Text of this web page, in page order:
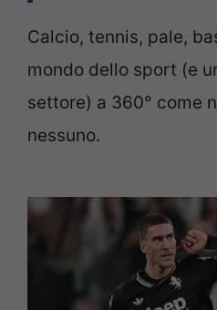
Calcio, tennis, pale,
mondo dello sport (e
settore) a 360° come
nessuno.